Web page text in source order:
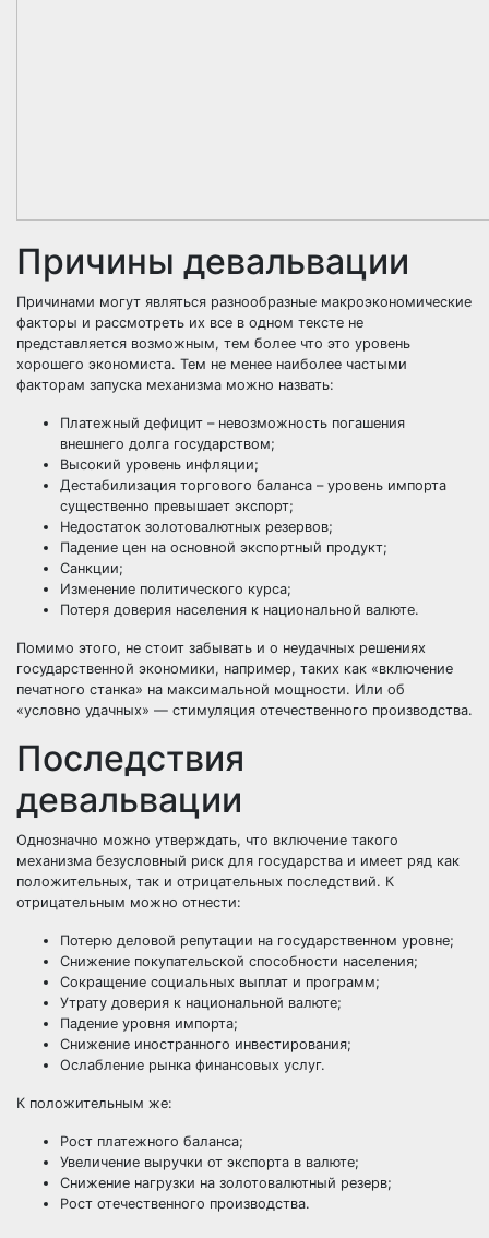
Причины девальвации
Причинами могут являться разнообразные макроэкономические
факторы и рассмотреть их все в одном тексте не
представляется возможным, тем более что это уровень
хорошего экономиста. Тем не менее наиболее частыми
факторам запуска механизма можно назвать:
Платежный дефицит – невозможность погашения
внешнего долга государством;
Высокий уровень инфляции;
Дестабилизация торгового баланса – уровень импорта
существенно превышает экспорт;
Недостаток золотовалютных резервов;
Падение цен на основной экспортный продукт;
Санкции;
Изменение политического курса;
Потеря доверия населения к национальной валюте.
Помимо этого, не стоит забывать и о неудачных решениях
государственной экономики, например, таких как «включение
печатного станка» на максимальной мощности. Или об
«условно удачных» — стимуляция отечественного производства.
Последствия
девальвации
Однозначно можно утверждать, что включение такого
механизма безусловный риск для государства и имеет ряд как
положительных, так и отрицательных последствий. К
отрицательным можно отнести:
Потерю деловой репутации на государственном уровне;
Снижение покупательской способности населения;
Сокращение социальных выплат и программ;
Утрату доверия к национальной валюте;
Падение уровня импорта;
Снижение иностранного инвестирования;
Ослабление рынка финансовых услуг.
К положительным же:
Рост платежного баланса;
Увеличение выручки от экспорта в валюте;
Снижение нагрузки на золотовалютный резерв;
Рост отечественного производства.